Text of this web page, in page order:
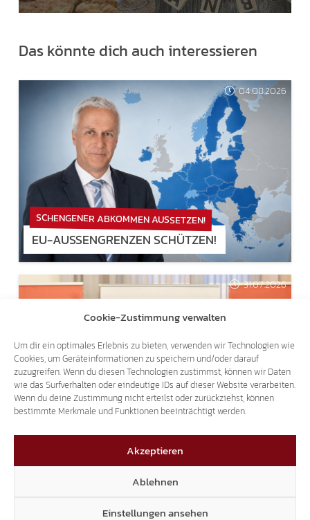
Cookie-Zustimmung verwalten
Um dir ein optimales Erlebnis zu bieten, verwenden wir Technologien wie
Cookies, um Geräteinformationen zu speichern und/oder darauf
zuzugreifen. Wenn du diesen Technologien zustimmst, können wir Daten
wie das Surfverhalten oder eindeutige IDs auf dieser Website verarbeiten.
Wenn du deine Zustimmung nicht erteilst oder zurückziehst, können
bestimmte Merkmale und Funktionen beeinträchtigt werden.
Akzeptieren
Ablehnen
Einstellungen ansehen
Das könnte dich auch interessieren
04.08.2026
SCHENGENER ABKOMMEN AUSSETZEN!
EU-AUSSENGRENZEN SCHÜTZEN!
31.07.2026
LANDTAGSANFRAGEN AN ULLI MAIR:
SICHERHEITSFRAGEN SIND KEIN ANLASS FÜR
SPOTT UND BELEHRUNGEN